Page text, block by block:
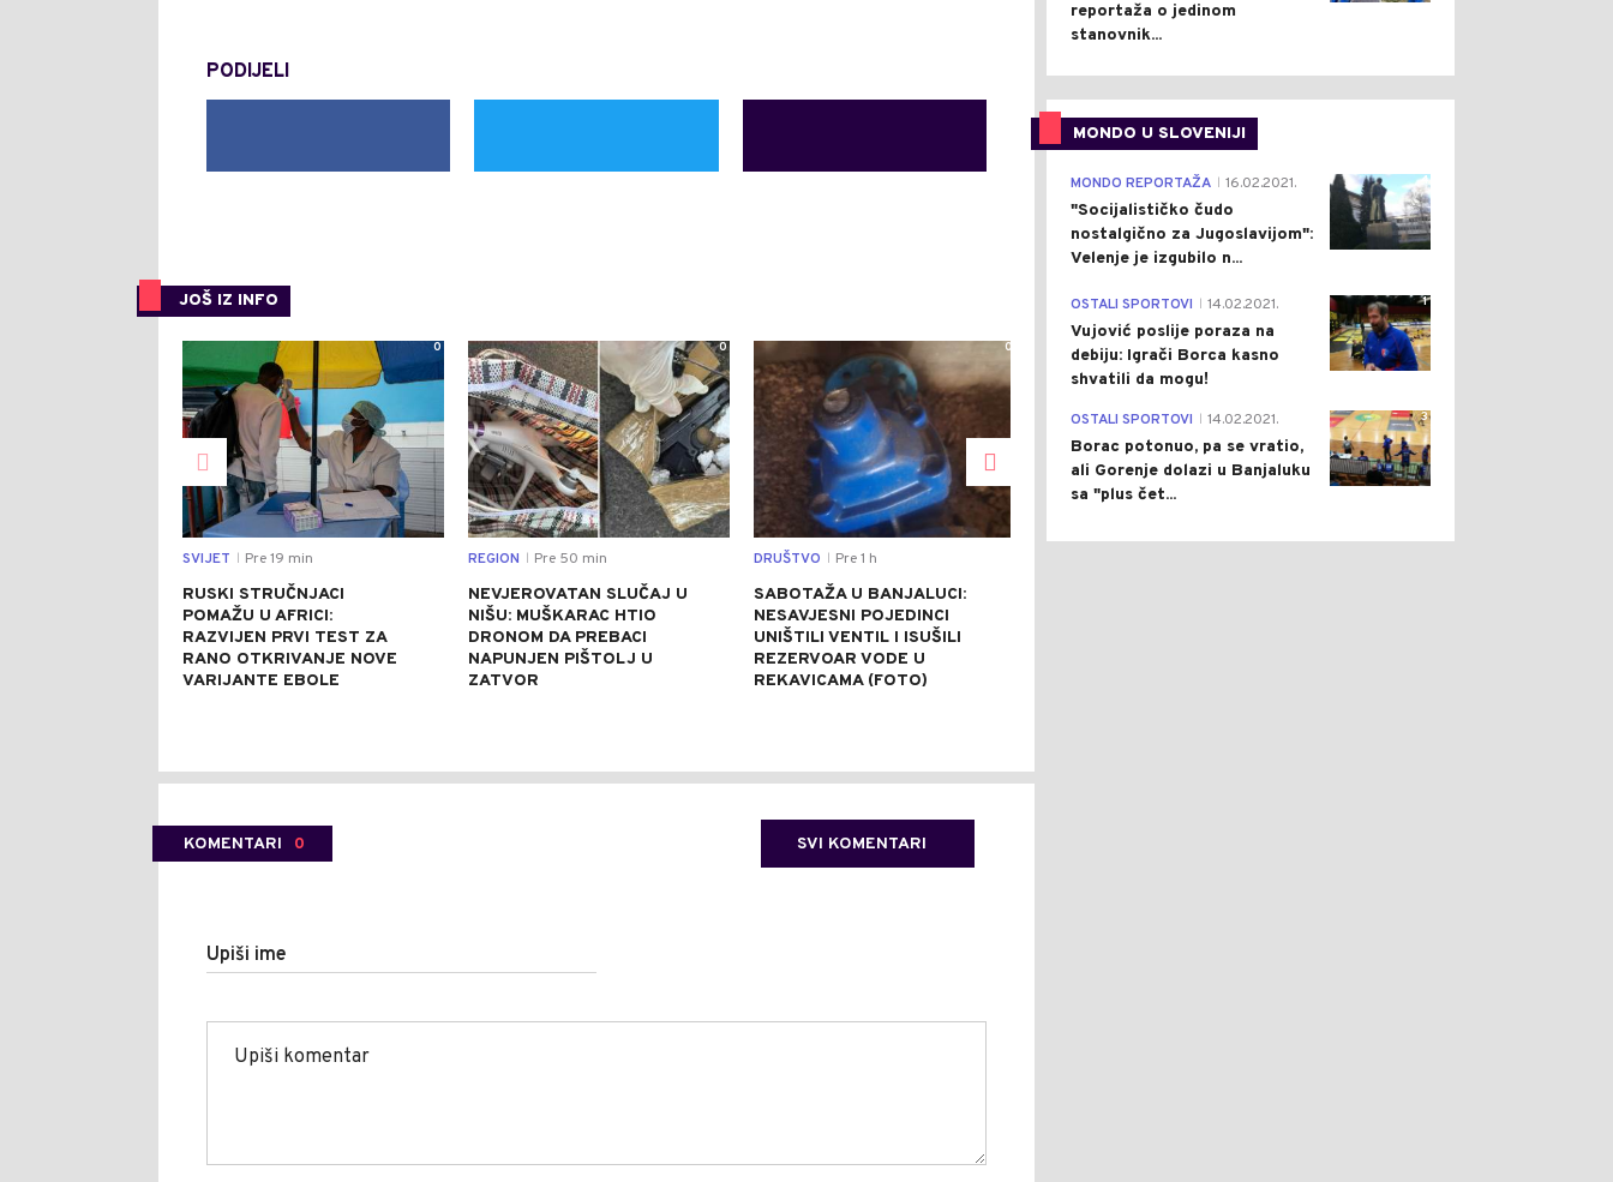
PODIJELI
JOŠ IZ INFO
0
SVIJET Pre 19 min
RUSKI STRUČNJACI
POMAŽU U AFRICI:
RAZVIJEN PRVI TEST ZA
RANO OTKRIVANJE NOVE
VARIJANTE EBOLE
0
REGION Pre 50 min
NEVJEROVATAN SLUČAJ U
NIŠU: MUŠKARAC HTIO
DRONOM DA PREBACI
NAPUNJEN PIŠTOLJ U
ZATVOR
0
DRUŠTVO Pre 1 h
SABOTAŽA U BANJALUCI:
NESAVJESNI POJEDINCI
UNIŠTILI VENTIL I ISUŠILI
REZERVOAR VODE U
REKAVICAMA (FOTO)
KOMENTARI 0 SVI KOMENTARI
Upiši ime
reportaža o jedinom
stanovnik...
MONDO U SLOVENIJI
4
MONDO REPORTAŽA 16.02.2021.
"Socijalističko čudo
nostalgično za Jugoslavijom":
Velenje je izgubilo n...
1
OSTALI SPORTOVI 14.02.2021.
Vujović poslije poraza na
debiju: Igrači Borca kasno
shvatili da mogu!
3
OSTALI SPORTOVI 14.02.2021.
Borac potonuo, pa se vratio,
ali Gorenje dolazi u Banjaluku
sa "plus čet...